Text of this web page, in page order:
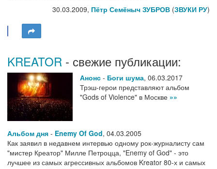
30.03.2009, Пётр Семёныч ЗУБРОВ (ЗВУКИ РУ)
KREATOR - свежие публикации:
Анонс - Боги шума, 06.03.2017
Трэш-герои представляют альбом
"Gods of Violence" в Москве »»
Альбом дня - Enemy Of God, 04.03.2005
Как заявил в недавнем интервью одному рок-журналисту сам
"мистер Креатор" Милле Петроцца, "Enemy of God" - это
лучшее из самых агрессивных альбомов Kreator 80-х и самых